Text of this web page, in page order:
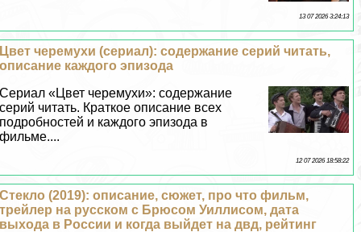
13 07 2026 3:24:13
Цвет черемухи (сериал): содержание серий читать,
описание каждого эпизода
Сериал «Цвет черемухи»: содержание
серий читать. Краткое описание всех
подробностей и каждого эпизода в
фильме....
12 07 2026 18:58:22
Стекло (2019): описание, сюжет, про что фильм,
трейлер на русском с Брюсом Уиллисом, дата
выхода в России и когда выйдет на двд, рейтинг